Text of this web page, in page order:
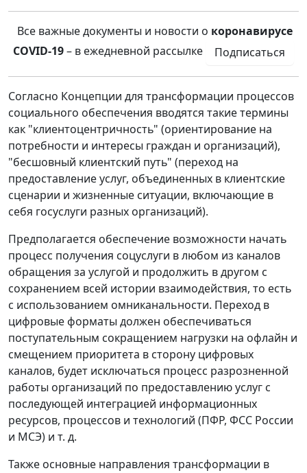
Все важные документы и новости о коронавирусе
COVID-19– в ежедневной рассылке Подписаться
Согласно Концепции для трансформации процессов
социального обеспечения вводятся такие термины
как "клиентоцентричность" (ориентирование на
потребности и интересы граждан и организаций),
"бесшовный клиентский путь" (переход на
предоставление услуг, объединенных в клиентские
сценарии и жизненные ситуации, включающие в
себя госуслуги разных организаций).
Предполагается обеспечение возможности начать
процесс получения соцуслуги в любом из каналов
обращения за услугой и продолжить в другом с
сохранением всей истории взаимодействия, то есть
с использованием омниканальности. Переход в
цифровые форматы должен обеспечиваться
поступательным сокращением нагрузки на офлайн и
смещением приоритета в сторону цифровых
каналов, будет исключаться процесс разрозненной
работы организаций по предоставлению услуг с
последующей интеграцией информационных
ресурсов, процессов и технологий (ПФР, ФСС России
и МСЭ) и т. д.
Также основные направления трансформации в